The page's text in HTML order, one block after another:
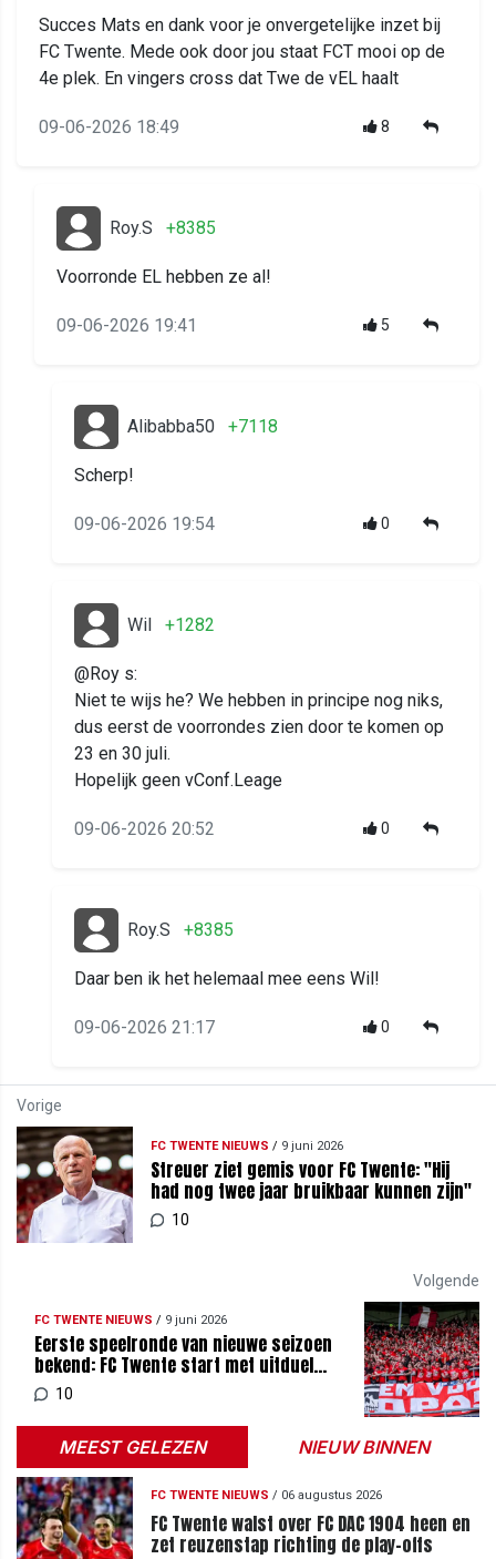
Succes Mats en dank voor je onvergetelijke inzet bij
FC Twente. Mede ook door jou staat FCT mooi op de
4e plek. En vingers cross dat Twe de vEL haalt
09-06-2026 18:49 8
Roy.S +8385
Voorronde EL hebben ze al!
09-06-2026 19:41 5
Alibabba50 +7118
Scherp!
09-06-2026 19:54 0
Wil +1282
@Roy s:
Niet te wijs he? We hebben in principe nog niks,
dus eerst de voorrondes zien door te komen op
23 en 30 juli.
Hopelijk geen vConf.Leage
09-06-2026 20:52 0
Roy.S +8385
Daar ben ik het helemaal mee eens Wil!
09-06-2026 21:17 0
Vorige
FC TWENTE NIEUWS / 9 juni 2026
Streuer ziet gemis voor FC Twente: "Hij
had nog twee jaar bruikbaar kunnen zijn"
10
Volgende
FC TWENTE NIEUWS / 9 juni 2026
Eerste speelronde van nieuwe seizoen
bekend: FC Twente start met uitduel
zonder supporters
10
MEEST GELEZEN NIEUW BINNEN
FC TWENTE NIEUWS / 06 augustus 2026
FC Twente walst over FC DAC 1904 heen en
zet reuzenstap richting de play-offs